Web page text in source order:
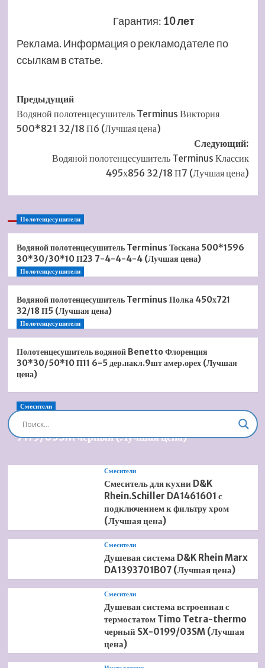
Гарантия: 10 лет
Реклама. Информация о рекламодателе по
ссылкам в статье.
Навигация
записи
Предыдущий
Водяной полотенцесушитель Terminus Виктория
500*821 32/18 П6 (Лучшая цена)
Следующий:
Водяной полотенцесушитель Terminus Классик
495х856 32/18 П7 (Лучшая цена)
Полотенцесушители
Водяной полотенцесушитель Terminus Тоскана 500*1596
30*30/30*10 П23 7-4-4-4-4 (Лучшая цена)
Полотенцесушители
Водяной полотенцесушитель Terminus Полка 450х721
32/18 П5 (Лучшая цена)
Полотенцесушители
Полотенцесушитель водяной Benetto Флоренция
30*30/50*10 П11 6-5 дер.накл.9шт амер.орех (Лучшая
цена)
Смесители
Душевая система встроенная Timo Briana SX-
7119/03SM черный (Лучшая цена)
Смесители
Смеситель для кухни D&K
Rhein.Schiller DA1461601 с
подключением к фильтру хром
(Лучшая цена)
Смесители
Душевая система D&K Rhein Marx
DA1393701B07 (Лучшая цена)
Смесители
Душевая система встроенная с
термостатом Timo Tetra-thermo
черный SX-0199/03SM (Лучшая
цена)